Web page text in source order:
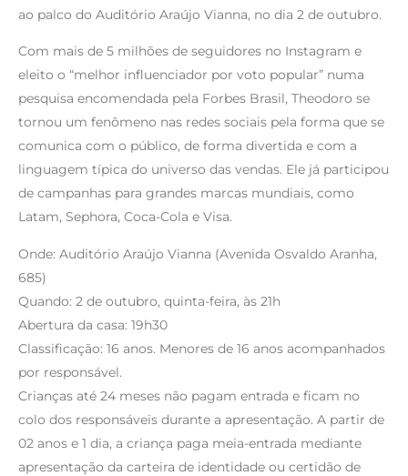
ao palco do Auditório Araújo Vianna, no dia 2 de outubro.
Com mais de 5 milhões de seguidores no Instagram e
eleito o “melhor influenciador por voto popular” numa
pesquisa encomendada pela Forbes Brasil, Theodoro se
tornou um fenômeno nas redes sociais pela forma que se
comunica com o público, de forma divertida e com a
linguagem típica do universo das vendas. Ele já participou
de campanhas para grandes marcas mundiais, como
Latam, Sephora, Coca-Cola e Visa.
Onde: Auditório Araújo Vianna (Avenida Osvaldo Aranha,
685)
Quando: 2 de outubro, quinta-feira, às 21h
Abertura da casa: 19h30
Classificação: 16 anos. Menores de 16 anos acompanhados
por responsável.
Crianças até 24 meses não pagam entrada e ficam no
colo dos responsáveis durante a apresentação. A partir de
02 anos e 1 dia, a criança paga meia-entrada mediante
apresentação da carteira de identidade ou certidão de